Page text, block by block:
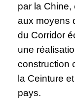
par la Chine,
aux moyens
du Corridor
une
construction
la Ceinture
pays.